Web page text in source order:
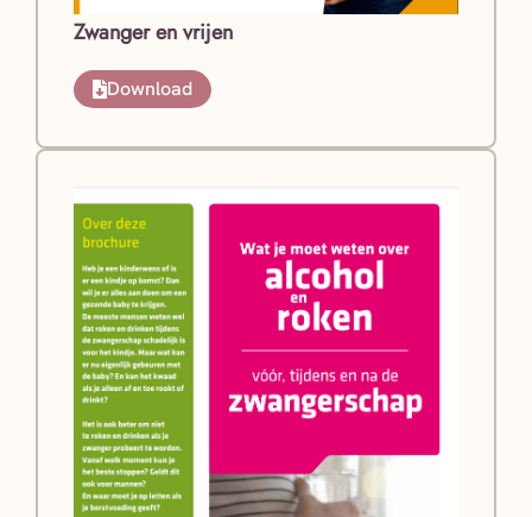
Zwanger en vrijen
Download